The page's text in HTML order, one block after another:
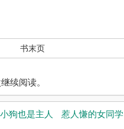
书末页
续阅读。
狗也是主人 惹人慊的女同学